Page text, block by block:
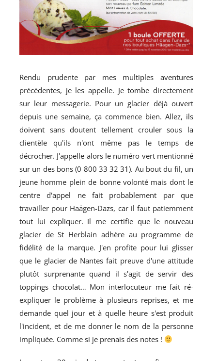
Rendu prudente par mes multiples aventures
précédentes, je les appelle. Je tombe directement
sur leur messagerie. Pour un glacier déjà ouvert
depuis une semaine, ça commence bien. Allez, ils
doivent sans doutent tellement crouler sous la
clientèle qu'ils n'ont même pas le temps de
décrocher. J'appelle alors le numéro vert mentionné
sur un des bons (0 800 33 32 31). Au bout du fil, un
jeune homme plein de bonne volonté mais dont le
centre d'appel ne fait probablement par que
travailler pour Haägen-Dazs, car il faut patiemment
tout lui expliquer. Il me certifie que le nouveau
glacier de St Herblain adhère au programme de
fidélité de la marque. J'en profite pour lui glisser
que le glacier de Nantes fait preuve d'une attitude
plutôt surprenante quand il s'agit de servir des
toppings chocolat… Mon interlocuteur me fait ré-
expliquer le problème à plusieurs reprises, et me
demande quel jour et à quelle heure s'est produit
l'incident, et de me donner le nom de la personne
impliquée. Comme si je prenais des notes !